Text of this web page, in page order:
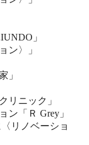
」
ン〉」
」
リニック」
「Ｒ Grey」
リノベーショ